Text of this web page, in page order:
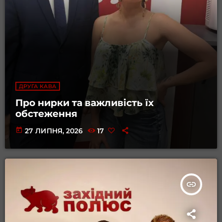
ДРУГА КАВА
Про нирки та важливість їх
обстеження
today 27 ЛИПНЯ, 2026 17
insert_link